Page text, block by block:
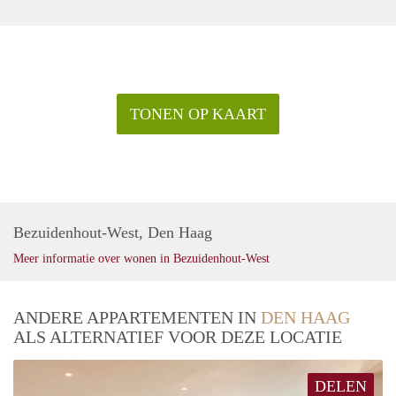
TONEN OP KAART
Bezuidenhout-West, Den Haag
Meer informatie over wonen in Bezuidenhout-West
ANDERE APPARTEMENTEN IN DEN HAAG
ALS ALTERNATIEF VOOR DEZE LOCATIE
DELEN